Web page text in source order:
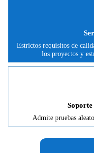
Estrictos requisitos de
los proyectos y
Admite pruebas